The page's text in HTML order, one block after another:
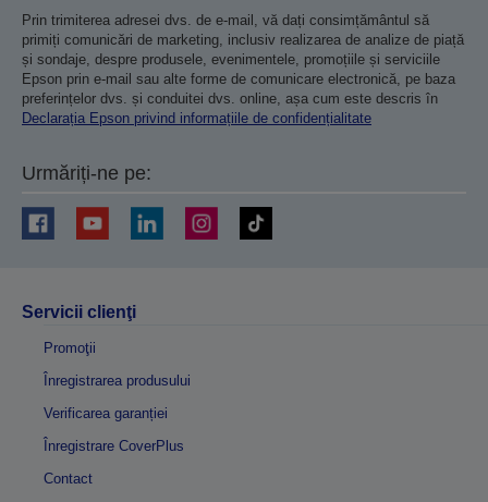
Prin trimiterea adresei dvs. de e-mail, vă dați consimțământul să
primiți comunicări de marketing, inclusiv realizarea de analize de piață
și sondaje, despre produsele, evenimentele, promoțiile și serviciile
Epson prin e-mail sau alte forme de comunicare electronică, pe baza
preferințelor dvs. și conduitei dvs. online, așa cum este descris în
Declarația Epson privind informațiile de confidențialitate
Urmăriți-ne pe:
Servicii clienţi
Promoţii
Înregistrarea produsului
Verificarea garanției
Înregistrare CoverPlus
Contact